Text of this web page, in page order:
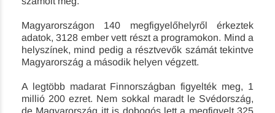
Magyarországon 140 megfigyelőhelyről érkeztek
adatok, 3128 ember vett részt a programokon. Mind a
helyszínek, mind pedig a résztvevők számát tekintve
Magyarország a második helyen végzett.
A legtöbb madarat Finnországban figyelték meg, 1
millió 200 ezret. Nem sokkal maradt le Svédország,
de Magyarország itt is dobogós lett a megfigyelt 325